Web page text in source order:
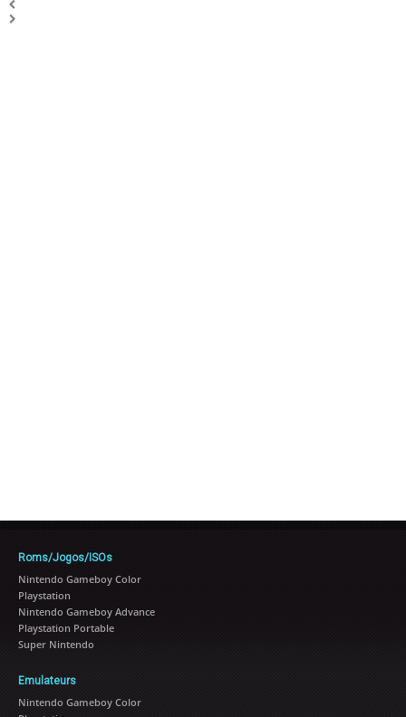
Roms/Jogos/ISOs
Nintendo Gameboy Color
Playstation
Nintendo Gameboy Advance
Playstation Portable
Super Nintendo
Emulateurs
Nintendo Gameboy Color